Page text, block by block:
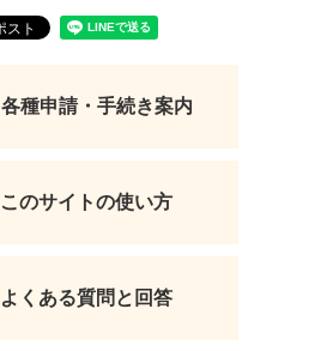
各種申請・手続き案内
このサイトの使い方
よくある質問と回答